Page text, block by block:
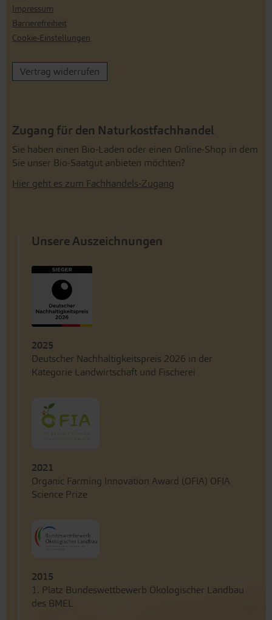
Impressum
Barrierefreiheit
Cookie-Einstellungen
Vertrag widerrufen
Zugang für den Naturkostfachhandel
Sie haben einen Bio-Laden oder einen Online-Shop in dem
Sie unser Bio-Saatgut anbieten möchten?
Hier geht es zum Fachhandels-Zugang
Unsere Auszeichnungen
2025
Deutscher Nachhaltigkeitspreis 2026 in der
Kategorie Landwirtschaft und Fischerei
2021
Organic Farming Innovation Award (OFIA) OFIA
Science Prize
2015
1. Platz Bundeswettbewerb Ökologischer Landbau
des BMEL